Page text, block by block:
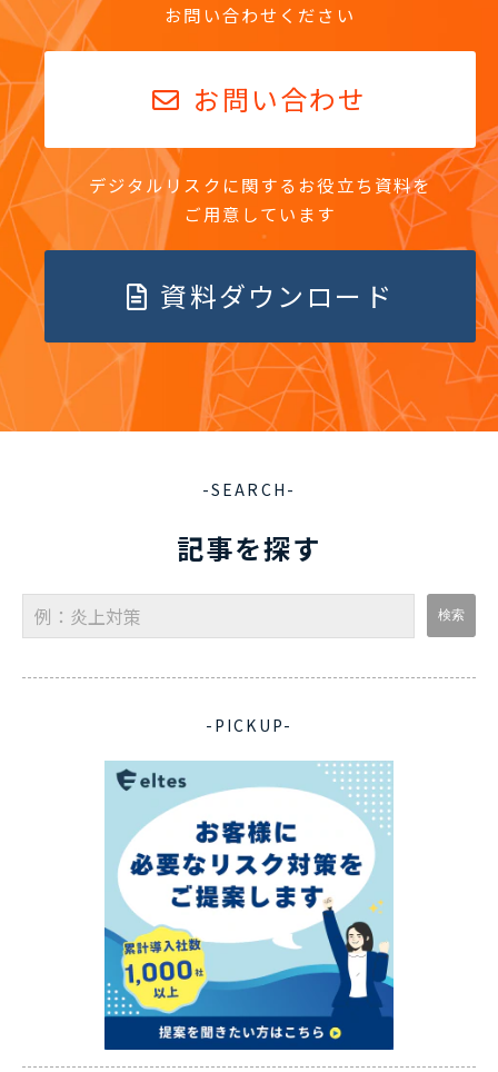
お問い合わせください
お問い合わせ
デジタルリスクに関するお役立ち資料を
ご用意しています
資料ダウンロード
-SEARCH-
記事を探す
-PICKUP-